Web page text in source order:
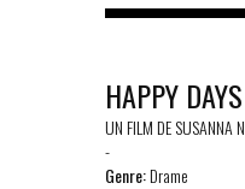
HAPPY DAYS
UN FILM DE SUSANNA
-
Genre:Drame